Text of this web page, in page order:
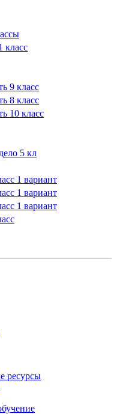
класс
9 класс
8 класс
10 класс
5 кл
1 вариант
1 вариант
1 вариант
ресурсы